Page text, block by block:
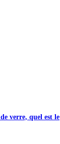
verre, quel est le